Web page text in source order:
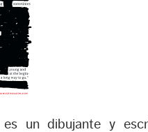
es un dibujante y